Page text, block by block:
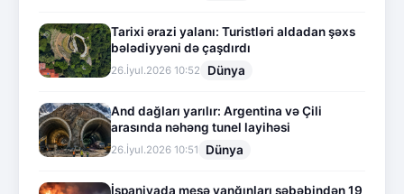
Tarixi ərazi yalanı: Turistləri aldadan şəxs
bələdiyyəni də çaşdırdı
26.İyul.2026 10:52 Dünya
And dağları yarılır: Argentina və Çili
arasında nəhəng tunel layihəsi
26.İyul.2026 10:51 Dünya
İspaniyada meşə yanğınları səbəbindən 19